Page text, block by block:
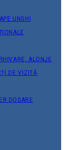
UNGHI
ALONJE
DE VIZITĂ
DOSARE